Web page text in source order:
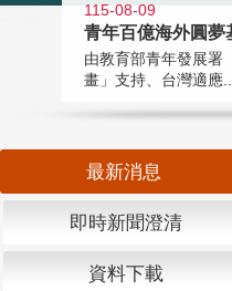
115-08-09
青年百億海外圓夢
由教育部青年發展署
畫」支持、台灣適應
最新消息
即時新聞澄清
資料下載